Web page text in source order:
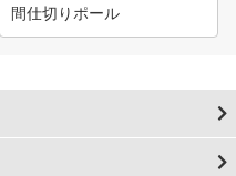
間仕切りポール